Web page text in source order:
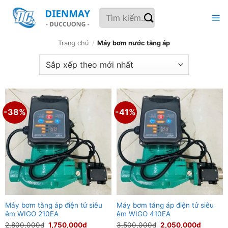
qua
Tìm
kiếm:
Trang chủ / Máy bơm nước tăng áp
-38%
Máy bơm tăng áp điện tử siêu
êm WIGO 210EA
2,800,000₫ Giá
1,750,000₫Giá
-41%
Máy bơm tăng áp điện tử siêu
êm WIGO 410EA
3,500,000₫ Giá
2,050,000₫Giá